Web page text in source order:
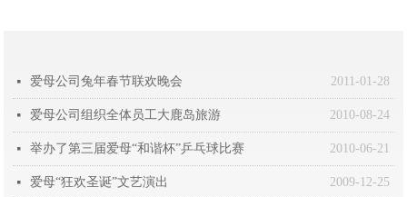
2011-01-28
넷 爱母公司兔年春节联欢晚会
2010-08-24
넷 爱母公司组织全体员工大鹿岛旅游
2010-06-21
넷 举办了第三届爱母“和谐杯”乒乓球比赛
2009-12-25
넷 爱母“狂欢圣诞”文艺演出